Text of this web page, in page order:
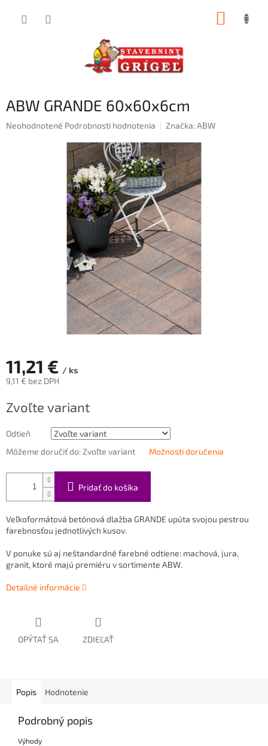
ABW GRANDE 60x60x6cm
Priemerné
Neohodnotené Podrobnosti hodnotenia Značka:ABW
11,21 € / ks
9,11 € bez DPH
cena:
Zvoľte variant
Odtieň
Môžeme doručiť do: Zvoľte variant Možnosti doručenia
Pridať do košíka
Veľkoformátová betónová dlažba GRANDE upúta svojou pestrou
farebnosťou jednotlivých kusov.
V ponuke sú aj neštandardné farebné odtiene: machová, jura,
granit, ktoré majú premiéru v sortimente ABW.
Detailné informácie
OPÝTAŤ SA ZDIEĽAŤ
Popis Hodnotenie
Podrobný popis
Výhody